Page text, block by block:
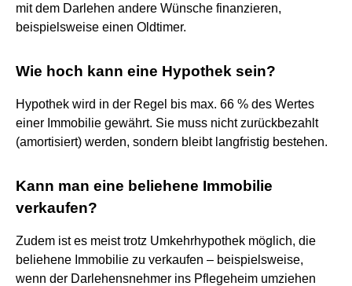
mit dem Darlehen andere Wünsche finanzieren,
beispielsweise einen Oldtimer.
Wie hoch kann eine Hypothek sein?
Hypothek wird in der Regel bis max. 66 % des Wertes
einer Immobilie gewährt. Sie muss nicht zurückbezahlt
(amortisiert) werden, sondern bleibt langfristig bestehen.
Kann man eine beliehene Immobilie
verkaufen?
Zudem ist es meist trotz Umkehrhypothek möglich, die
beliehene Immobilie zu verkaufen – beispielsweise,
wenn der Darlehensnehmer ins Pflegeheim umziehen